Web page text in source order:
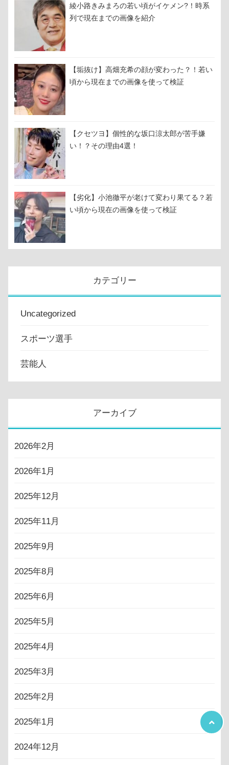
綾小路きみまろの若い頃がイケメン?！時系
列で現在までの画像を紹介
【垢抜け】高畑充希の顔が変わった？！若い
頃から現在までの画像を使って検証
【クセツヨ】個性的な坂口涼太郎が苦手嫌
い！？その理由4選！
【劣化】小池徹平が老けて変わり果てる？若
い頃から現在の画像を使って検証
カテゴリー
Uncategorized
スポーツ選手
芸能人
アーカイブ
2026年2月
2026年1月
2025年12月
2025年11月
2025年9月
2025年8月
2025年6月
2025年5月
2025年4月
2025年3月
2025年2月
2025年1月
2024年12月